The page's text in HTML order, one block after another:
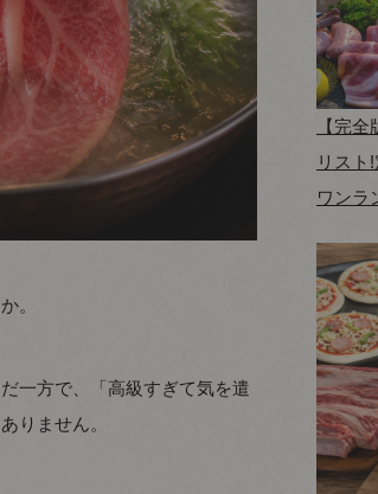
。
一方で、「高級すぎて気を遣
りません。
【完
リスト
ワンラ